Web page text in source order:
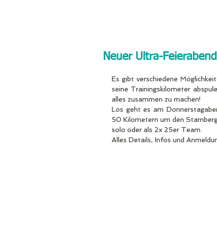
Neuer Ultra-Feierabend
Es gibt verschiedene
seine Trainingskilometer
alles zusammen zu machen!
Los geht es am
50 Kilometern um den
solo oder als 2x 25er Team.
Alles Details, Infos und